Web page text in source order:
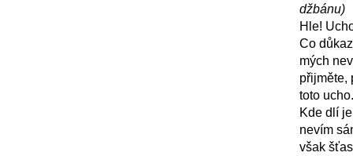
džbánu)
Hle!
Co důkaz
mých
přijměte,
toto ucho.
Kde dlí
nevím
však